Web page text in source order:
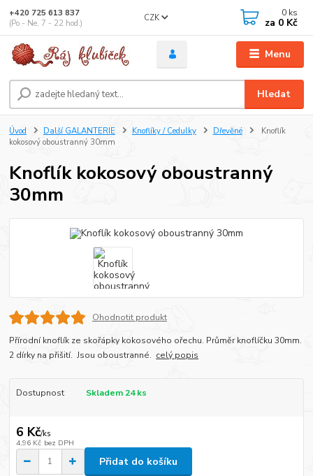
Menu
CZK
Hledat
+420 725 613 837
(Po - Ne, 7 - 22 hod.)
0 ks
za 0 Kč
Úvod Další GALANTERIE Knoflíky / Cedulky Dřevěné
Knoflík
kokosový oboustranný 30mm
Knoflík kokosový oboustranný
30mm
Ohodnotit produkt
Přírodní knoflík ze skořápky kokosového ořechu. Průměr knoflíčku 30mm.
2 dírky na přišití. Jsou oboustranné. celý popis
Dostupnost Skladem 24 ks
6 Kč/ks
4,96 Kč bez DPH
Přidat do košíku